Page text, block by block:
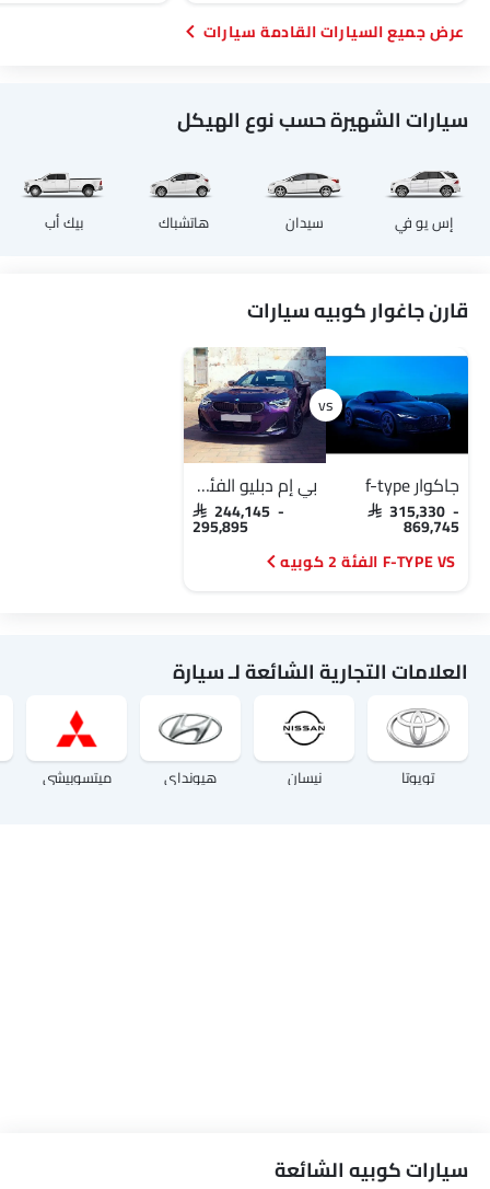
السيارات القادمة سيارات
سيارات الشهيرة حسب نوع الهيكل
إس يو في سيدان هاتشباك بيك أب
قارن جاغوار كوبيه سيارات
جاكوار f-type
SAR 315,330 -
869,745
بي إم دبليو الفئة 2 كوبيه
SAR 244,145 -
295,895
F-TYPE VS الفئة 2 كوبيه
العلامات التجارية الشائعة لـ سيارة
تويوتا نيسان هيونداي ميتسوبيشي
سيارات كوبيه الشائعة